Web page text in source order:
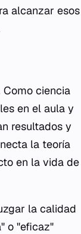
alcanzar esos
ciencia
en el aula y
resultados y
la teoría
en la vida de
la calidad
o "eficaz"